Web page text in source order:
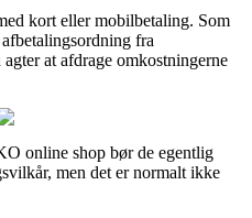
kort eller mobilbetaling. Som
fra
at afdrage omkostningerne
online shop bør de egentlig
men det er normalt ikke